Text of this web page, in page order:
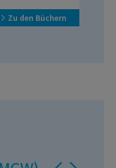
Zu den Büchern